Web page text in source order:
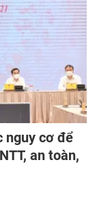
nguy cơ để
an toàn,